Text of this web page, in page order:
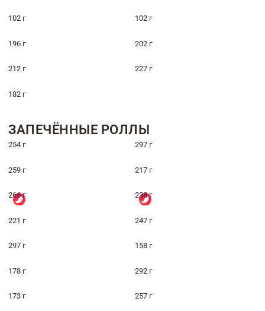
102 г 102 г
196 г 202 г
212 г 227 г
182 г
ЗАПЕЧЁННЫЕ РОЛЛЫ
254 г 297 г
259 г 217 г
266 г 238 г
221 г 247 г
297 г 158 г
178 г 292 г
173 г 257 г